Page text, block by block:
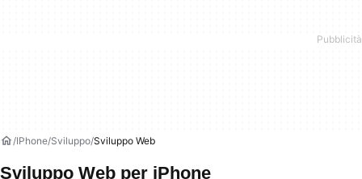
IPhone Sviluppo Sviluppo Web
Sviluppo Web per iPhone